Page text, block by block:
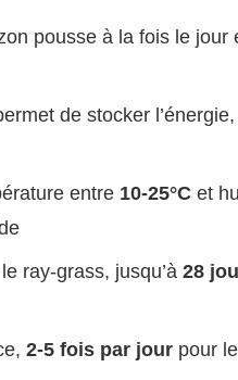
pousse à la fois le jour
de stocker
entre 10-25°C et
ray-grass, jusqu’à 28
2-5 fois par jour pour